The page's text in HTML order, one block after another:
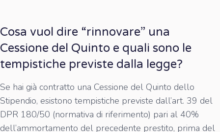
Cosa vuol dire “rinnovare” una
Cessione del Quinto e quali sono le
tempistiche previste dalla legge?
Se hai già contratto una Cessione del Quinto dello
Stipendio, esistono tempistiche previste dall’art. 39 del
DPR 180/50 (normativa di riferimento) pari al 40%
dell’ammortamento del precedente prestito, prima del